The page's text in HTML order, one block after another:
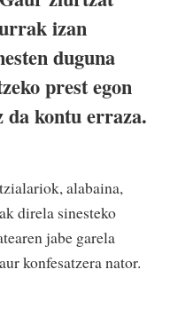
izan
duguna
prest egon
da kontu erraza.
alabaina,
direla sinesteko
jabe garela
konfesatzera nator.